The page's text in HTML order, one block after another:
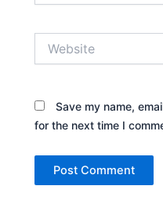
Save my name,
for the next time I